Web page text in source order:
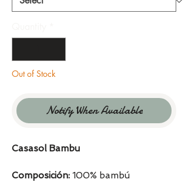
Out of Stock
Notify When Available
Casasol Bambu
Composición: 100% bambú